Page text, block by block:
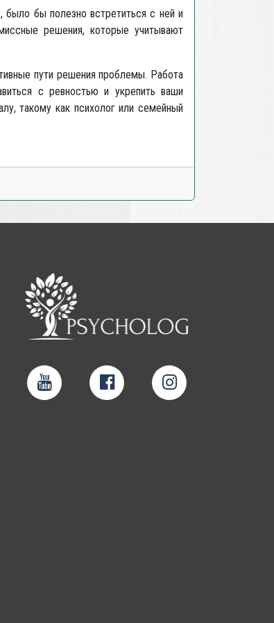
было бы полезно встретиться с ней и
решения, которые учитывают
пути решения проблемы. Работа
с ревностью и укрепить ваши
такому как психолог или семейный